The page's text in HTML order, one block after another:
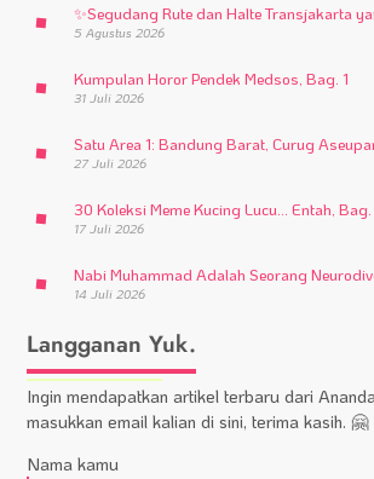
✨Segudang Rute dan Halte Transjakarta
5 Agustus 2026
Kumpulan Horor Pendek Medsos, Bag. 1
31 Juli 2026
Satu Area 1: Bandung Barat, Curug
27 Juli 2026
30 Koleksi Meme Kucing Lucu… Entah,
17 Juli 2026
Nabi Muhammad Adalah Seorang
14 Juli 2026
Langganan Yuk.
Ingin mendapatkan artikel terbaru dari
masukkan email kalian di sini, terima kasih. 🤗
Nama kamu